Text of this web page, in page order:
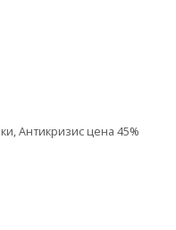
,Антикризис цена 45%